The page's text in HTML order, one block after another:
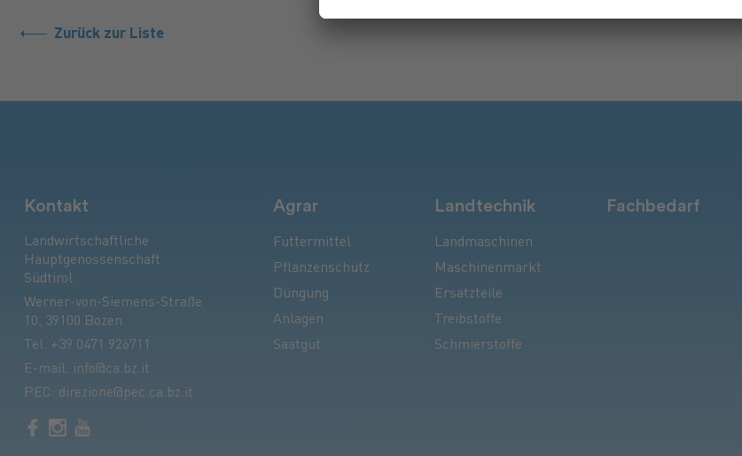
Zurück zur Liste
Kontakt
Landwirtschaftliche
Hauptgenossenschaft
Südtirol
Werner-von-Siemens-Straße
10, 39100 Bozen
Tel. +39 0471 926711
E-mail: info@ca.bz.it
PEC: direzione@pec.ca.bz.it
Agrar
Futtermittel
Pflanzenschutz
Düngung
Anlagen
Saatgut
Landtechnik
Landmaschinen
Maschinenmarkt
Ersatzteile
Treibstoffe
Schmierstoffe
Fachbedarf